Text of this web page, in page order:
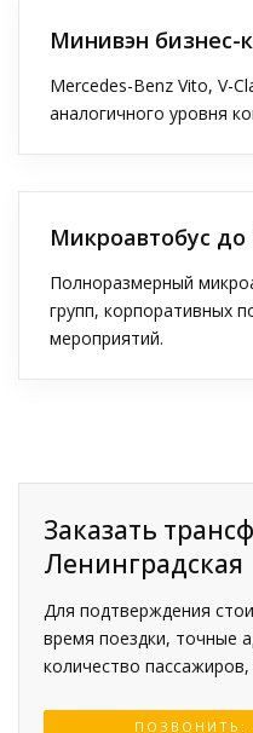
Минивэн бизнес-
Mercedes-Benz Vito, V-
аналогичного уровня
Микроавтобус до
Полноразмерный
групп, корпоративных
мероприятий.
Заказать
Ленинградская
Для подтверждения
время поездки, точные
количество
ПОЗВОНИТЬ: